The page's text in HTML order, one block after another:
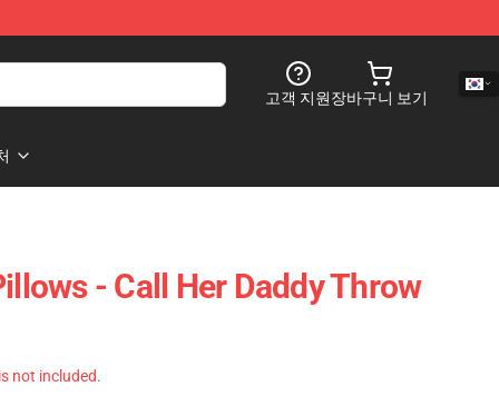
고객 지원장바구니 보기
- Call Her Daddy Throw
not included.